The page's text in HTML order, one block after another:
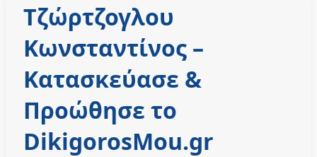
Τζώρτζογλου
Κωνσταντίνος –
Κατασκεύασε &
Προώθησε το
DikigorosMou.gr